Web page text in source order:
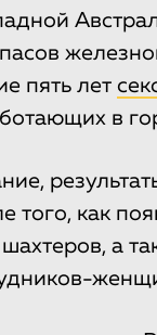
пять лет
в
того, как
а